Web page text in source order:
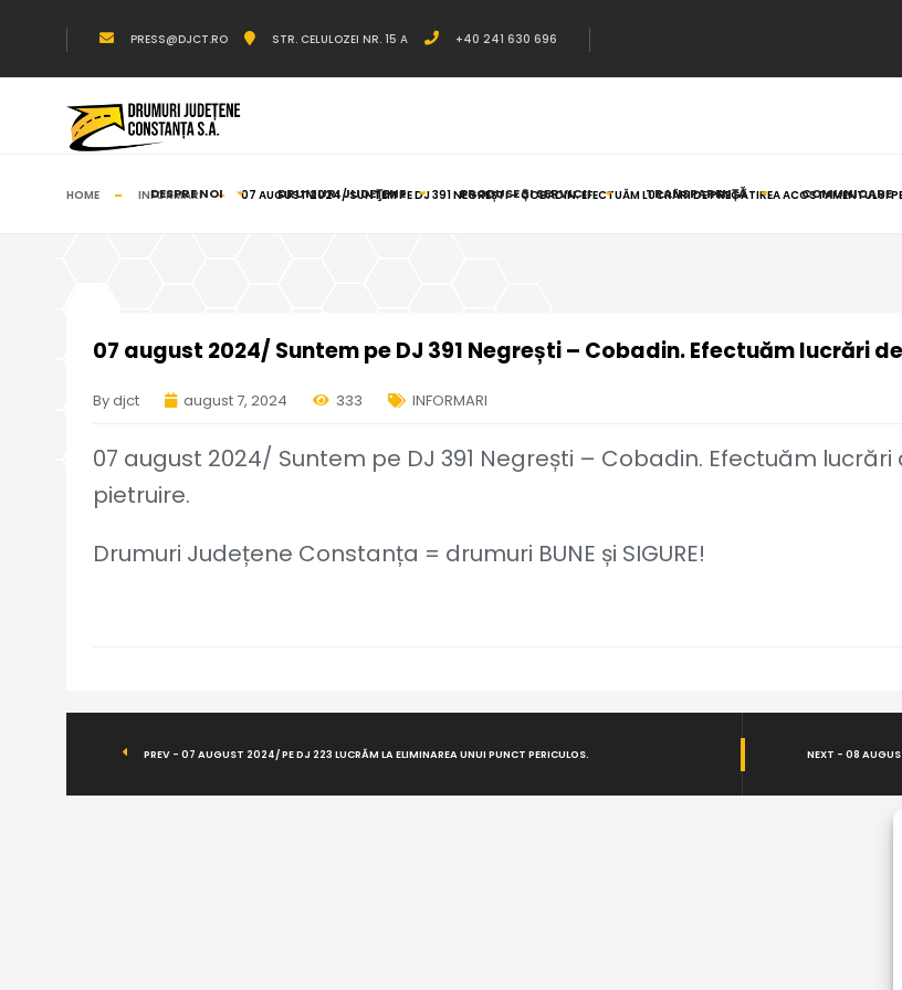
PRESS@DJCT.RO STR. CELULOZEI NR. 15 A +40 241 630 696
DESPRE NOI DRUMURI JUDEŢENE PRODUSE ȘI SERVICII TRANSPARENȚĂ COMUNICARE
HOME INFORMARI 07 AUGUST 2024/ SUNTEM PE DJ 391 NEGREȘTI – COBADIN. EFECTUĂM LUCRĂRI DE PREGĂTIREA ACOSTAMENTULUI
07 august 2024/ Suntem pe DJ 391 Negrești – Cobadin. Efectuăm
By djct august 7, 2024 333 INFORMARI
07 august 2024/ Suntem pe DJ 391 Negrești – Cobadin. Efectuăm
pietruire.
Drumuri Județene Constanța = drumuri BUNE și SIGURE!
PREV - 07 AUGUST 2024/ PE DJ 223 LUCRĂM LA ELIMINAREA UNUI PUNCT PERICULOS. NEXT - 08